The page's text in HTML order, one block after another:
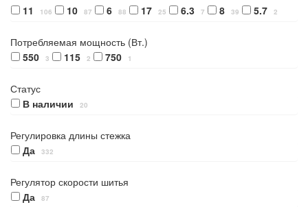
11 106 10 87 6 88 17 25 6.3 7 8 39 5.7 2
Потребляемая мощность (Вт.)
550
3 115 2 750 1
Статус
В наличии
20
Регулировка длины стежка
Да
332
Регулятор скорости шитья
Да
87